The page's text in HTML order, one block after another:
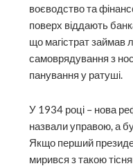
воєводство та
поверх віддають
що магістрат займав
самоврядування з
панування у ратуші.
У 1934 році – нова
назвали управою, а
Якщо перший
мирився з такою